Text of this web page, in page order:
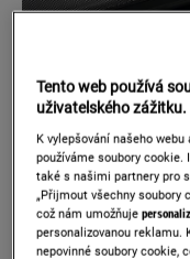
EW123456...
Stáhnout manuál
Řešení některých
v uživatelských
Tento web používá
uživatelského zážitku.
K vylepšování našeho
používáme soubory
také s našimi partnery pro
„Přijmout všechny soubory
což nám umožňuje
personalizovanou reklamu.
nepovinné soubory cookie,